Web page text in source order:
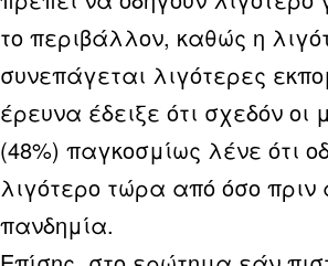
το περιβάλλον, καθώς η
συνεπάγεται λιγότερες
έρευνα έδειξε ότι σχεδόν οι
(48%) παγκοσμίως λένε ότι
λιγότερο τώρα από όσο πριν
πανδημία.